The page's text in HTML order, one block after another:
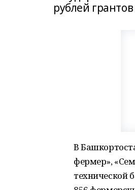
рублей
В
фермер»,
технической